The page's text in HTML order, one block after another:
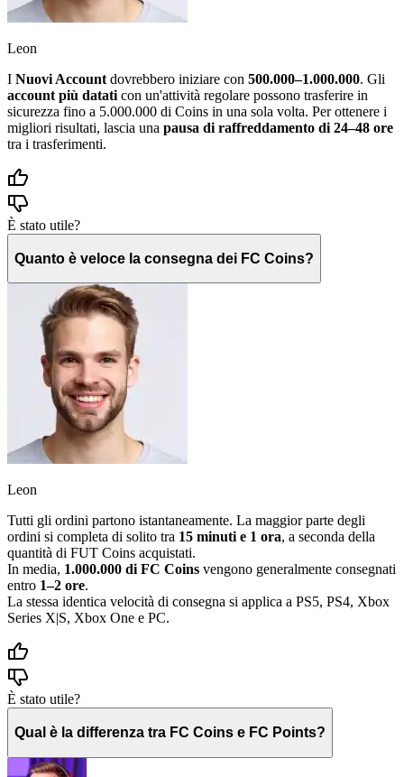
Leon
I Nuovi Account dovrebbero iniziare con 500.000–1.000.000. Gli
account più datati con un'attività regolare possono trasferire in
sicurezza fino a 5.000.000 di Coins in una sola volta. Per ottenere i
migliori risultati, lascia una pausa di raffreddamento di 24–48 ore
tra i trasferimenti.
È stato utile?
Quanto è veloce la consegna dei FC Coins?
Leon
Tutti gli ordini partono istantaneamente. La maggior parte degli
ordini si completa di solito tra 15 minuti e 1 ora, a seconda della
quantità di FUT Coins acquistati.
In media, 1.000.000 di FC Coins vengono generalmente consegnati
entro 1–2 ore.
La stessa identica velocità di consegna si applica a PS5, PS4, Xbox
Series X|S, Xbox One e PC.
È stato utile?
Qual è la differenza tra FC Coins e FC Points?